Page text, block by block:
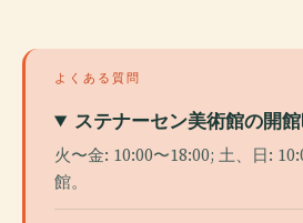
よくある質問
ステナーセン美術館の開
火〜金: 10:00〜18:00; 土、日:
館。